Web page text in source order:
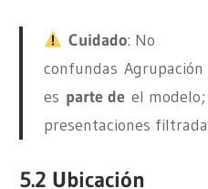
Cuidado: No
confundas Agrupación
es parte deel modelo;
presentaciones
5.2 Ubicación